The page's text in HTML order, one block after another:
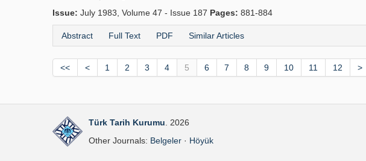
Issue: July 1983, Volume 47 - Issue 187 Pages: 881-884
Abstract Full Text PDF Similar Articles
<< < 1 2 3 4 5 6 7 8 9 10 11 12 >
Türk Tarih Kurumu . 2026
Other Journals: Belgeler · Höyük